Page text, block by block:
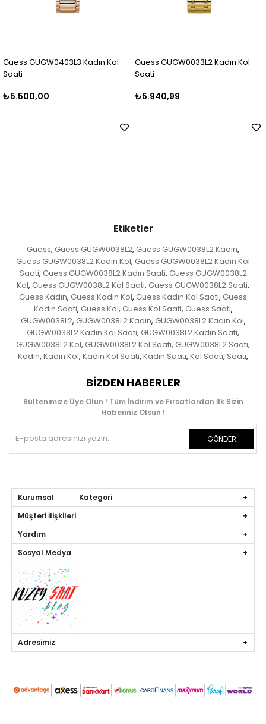
Kadın Kol
Guess GUGW0033L2 Kadın Kol
Guess
Etiketler
Guess, Guess GUGW0038L2, Guess GUGW0038L2 Kadın,
Guess GUGW0038L2 Kadın Kol, Guess GUGW0038L2 Kadın Kol
Saati, Guess GUGW0038L2 Kadın Saati, Guess GUGW0038L2
Kol, Guess GUGW0038L2 Kol Saati, Guess GUGW0038L2 Saati,
Guess Kadın, Guess Kadın Kol, Guess Kadın Kol Saati, Guess
Kadın Saati, Guess Kol, Guess Kol Saati, Guess Saati,
GUGW0038L2, GUGW0038L2 Kadın, GUGW0038L2 Kadın Kol,
GUGW0038L2 Kadın Kol Saati, GUGW0038L2 Kadın Saati,
GUGW0038L2 Kol, GUGW0038L2 Kol Saati, GUGW0038L2 Saati,
Kadın, Kadın Kol, Kadın Kol Saati, Kadın Saati, Kol Saati, Saati,
BIZDEN HABERLER
Bültenimize Üye Olun ! Tüm İndirim ve Fırsatlardan İlk Sizin
Haberiniz Olsun !
GÖNDER
Kurumsal Kategori
Müşteri İlişkileri
Yardım
Sosyal Medya
Adresimiz